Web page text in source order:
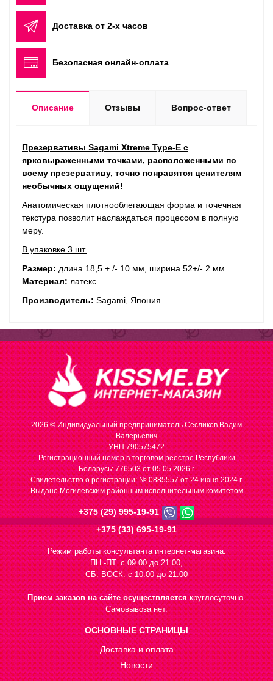
Доставка от 2-х часов
Безопасная онлайн-оплата
Описание Отзывы Вопрос-ответ
Презервативы Sagami Xtreme Type-E с
ярковыраженными точками, расположенными по
всему презервативу, точно понравятся ценителям
необычных ощущений!
Анатомическая плотнооблегающая форма и точечная
текстура позволит наслаждаться процессом в полную
меру.
В упаковке 3 шт.
Размер: длина 18,5 + /- 10 мм, ширина 52+/- 2 мм
Материал: латекс
Производитель: Sagami, Япония
2026 © Индивидуальный предприниматель Сесликов Вадим
Валерьевич
УНП 790575472
Регистрационный номер в торговом реестре Республики
Беларусь: 776503 от 05.05.2026 г
Cвидетельство о регистрации: № 0885557 от 24 июня 2024 г.
Выдано Могилевским районным исполнительным комитетом
+375 (29) 995-19-91
+375 (33) 695-19-91
Режим работы консультанта интернет-магазина:
ПН.-ПТ. с 09.00 до 21.00,
СБ.-ВОСК. с 10.00 до 21.00
Прием заказов на сайте осуществляетсякруглосуточно.
Самовывоза нет.
ОСНОВНЫЕ СТРАНИЦЫ
Доставка и оплата
Новости